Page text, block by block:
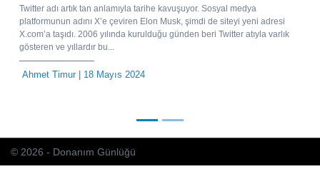
Twitter adı artık tan anlamıyla tarihe kavuşuyor. Sosyal medya
platformunun adını X’e çeviren Elon Musk, şimdi de siteyi yeni adresi
X.com’a taşıdı. 2006 yılında kurulduğu günden beri Twitter atıyla varlık
gösteren ve yıllardır bu...
Ahmet Timur| 18 Mayıs 2024
© 2026 - Donanım Günlüğü